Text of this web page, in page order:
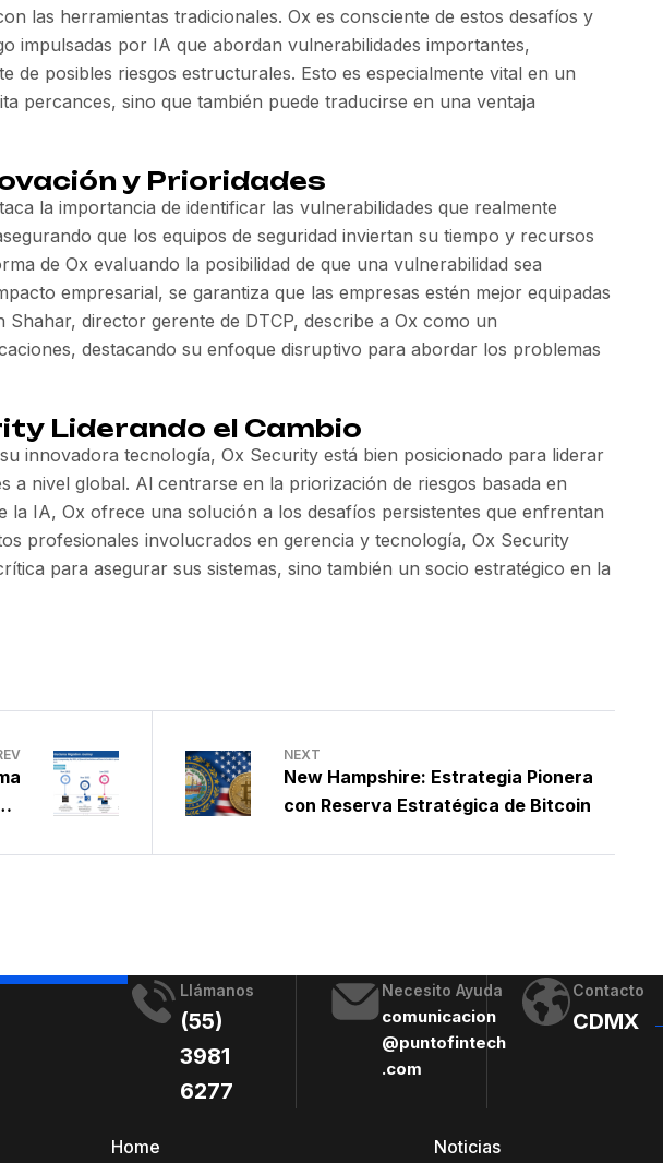
las herramientas tradicionales. Ox es consciente de estos desafíos y
impulsadas por IA que abordan vulnerabilidades importantes,
de posibles riesgos estructurales. Esto es especialmente vital en un
percances, sino que también puede traducirse en una ventaja
y Prioridades
la importancia de identificar las vulnerabilidades que realmente
que los equipos de seguridad inviertan su tiempo y recursos
de Ox evaluando la posibilidad de que una vulnerabilidad sea
empresarial, se garantiza que las empresas estén mejor equipadas
Shahar, director gerente de DTCP, describe a Ox como un
destacando su enfoque disruptivo para abordar los problemas
Liderando el Cambio
innovadora tecnología, Ox Security está bien posicionado para liderar
a nivel global. Al centrarse en la priorización de riesgos basada en
la IA, Ox ofrece una solución a los desafíos persistentes que enfrentan
profesionales involucrados en gerencia y tecnología, Ox Security
para asegurar sus sistemas, sino también un socio estratégico en la
NEXT
New Hampshire: Estrategia Pionera
con Reserva Estratégica de Bitcoin
Llámanos
(55)
3981
6277
Necesito Ayuda
comunicacion
@puntofintech
.com
Contacto
CDMX
Home Noticias